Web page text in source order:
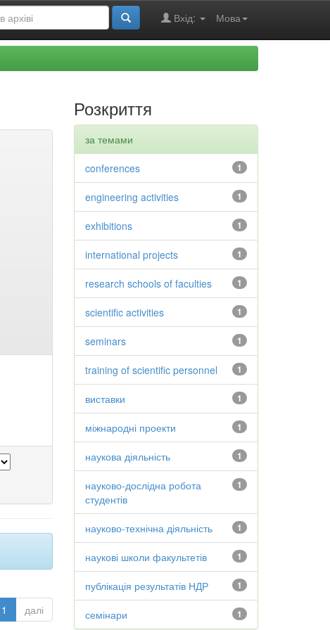
Мова
Вхід:
1 далі
Розкриття
за темами
1
conferences
1
engineering activities
1
exhibitions
1
international projects
1
research schools of faculties
1
scientific activities
1
seminars
1
training of scientific personnel
1
виставки
1
міжнародні проекти
1
наукова діяльність
1
науково-дослідна робота
студентів
1
науково-технічна діяльність
1
наукові школи факультетів
1
публікація результатів НДР
1
семінари